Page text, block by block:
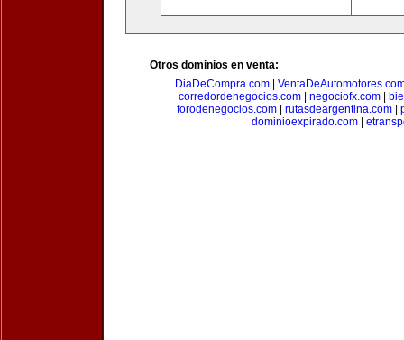
Otros dominios en venta:
DiaDeCompra.com|
corredordenegocios.com
negociofx.com
forodenegocios.com| rutasdeargentina.com|
dominioexpirado.com|